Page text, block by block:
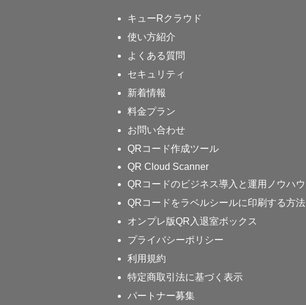
キューRクラウド
使い方紹介
よくある質問
セキュリティ
新着情報
料金プラン
お問い合わせ
QRコード作成ツール
QR Cloud Scanner
QRコードのビジネス導入と運用ノウハウ
QRコードをラベルシールに印刷する方法
オンプレ版QR入退室ボックス
プライバシーポリシー
利用規約
特定商取引法に基づく表示
パートナー募集